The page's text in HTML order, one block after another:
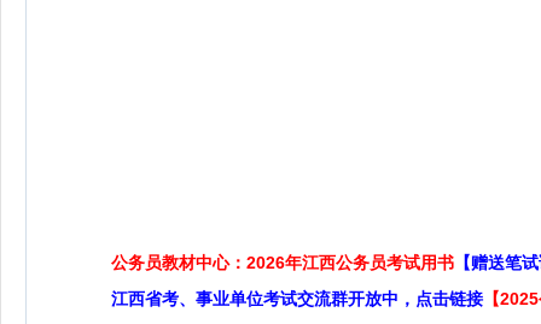
公务员教材中心：2026年江西公务员考试用书 【赠送笔
江西省考、事业单位考试交流群开放中，点击链接 【